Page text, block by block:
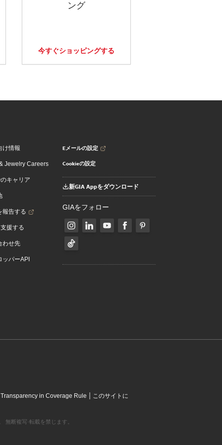
ング
今すぐショッピングする
け情報
Jewelry Careers
キャリア
報告する
援する
わせ先
ッパーAPI
Eメールの設定
Cookieの設定
新GIA Appをダウンロード
GIAをフォロー
Transparency in Coverage Rule | このサイトに
断複写·転載を禁じます。